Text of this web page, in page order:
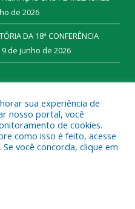
de 2026
DA 18ª CONFERÊNCIA
9 de junho de 2026
(462)
sua experiência de
nosso portal, você
de cookies.
como isso é feito, acesse
Se você concorda, clique em